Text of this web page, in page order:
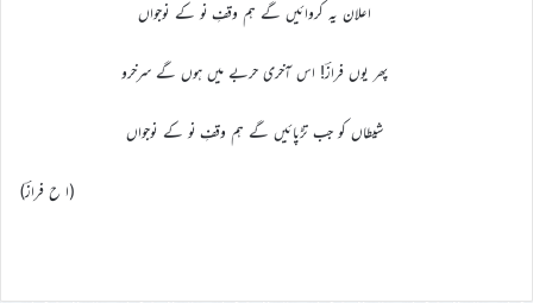
اعلان یہ کروائیں گے ہم وقفِ نو کے نوجواں
پھر یوں فرازؔ! اس آخری حربے میں ہوں گے سرخرو
شیطاں کو جب تڑپائیں گے ہم وقفِ نو کے نوجواں
(ا ح فرازؔ)